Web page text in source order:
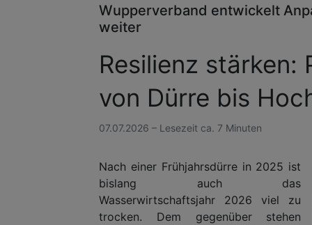
Wupperverband entwickelt
weiter
Resilienz stärken:
von Dürre bis
07.07.2026 – Lesezeit ca. 7 Minuten
Nach einer Frühjahrsdürre in 2025 ist
bislang auch das
Wasserwirtschaftsjahr 2026 viel zu
trocken. Dem gegenüber stehen